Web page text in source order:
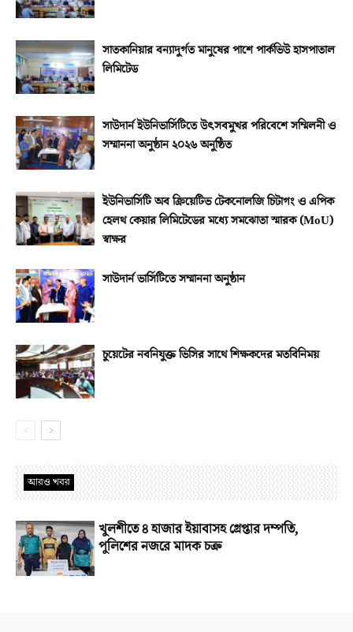
সাতকানিয়ার বন্যাদুর্গত মানুষের পাশে পার্কভিউ হাসপাতাল
লিমিটেড
সাউদার্ন ইউনিভার্সিটিতে উৎসবমুখর পরিবেশে সম্মিলনী ও
সম্মাননা অনুষ্ঠান ২০২৬ অনুষ্ঠিত
ইউনিভার্সিটি অব ক্রিয়েটিভ টেকনোলজি চিটাগং ও এপিক
হেলথ কেয়ার লিমিটেডের মধ্যে সমঝোতা স্মারক (MoU)
স্বাক্ষর
সাউদার্ন ভার্সিটিতে সম্মাননা অনুষ্ঠান
চুয়েটের নবনিযুক্ত ভিসির সাথে শিক্ষকদের মতবিনিময়
আরও খবর
খুলশীতে ৪ হাজার ইয়াবাসহ গ্রেপ্তার দম্পতি,
পুলিশের নজরে মাদক চক্র